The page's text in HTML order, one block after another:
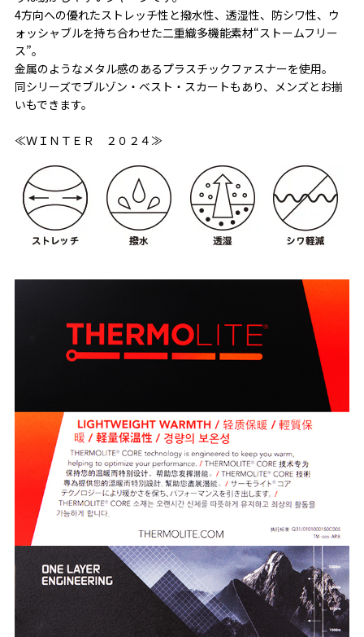
4方向への優れたストレッチ性と撥水性、透湿性、防シワ性、ウ
ォッシャブルを持ち合わせた二重織多機能素材“ストームフリー
ス”。
金属のようなメタル感のあるプラスチックファスナーを使用。
同シリーズでブルゾン・ベスト・スカートもあり、メンズとお揃
いもできます。
≪ＷＩＮＴＥＲ ２０２４≫